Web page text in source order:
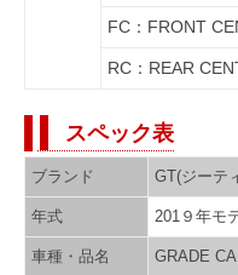
FC：FRONT
RC：REAR
スペック表
ブランド GT(ジーテ
年式 201９年モ
車種・品名 GRADE